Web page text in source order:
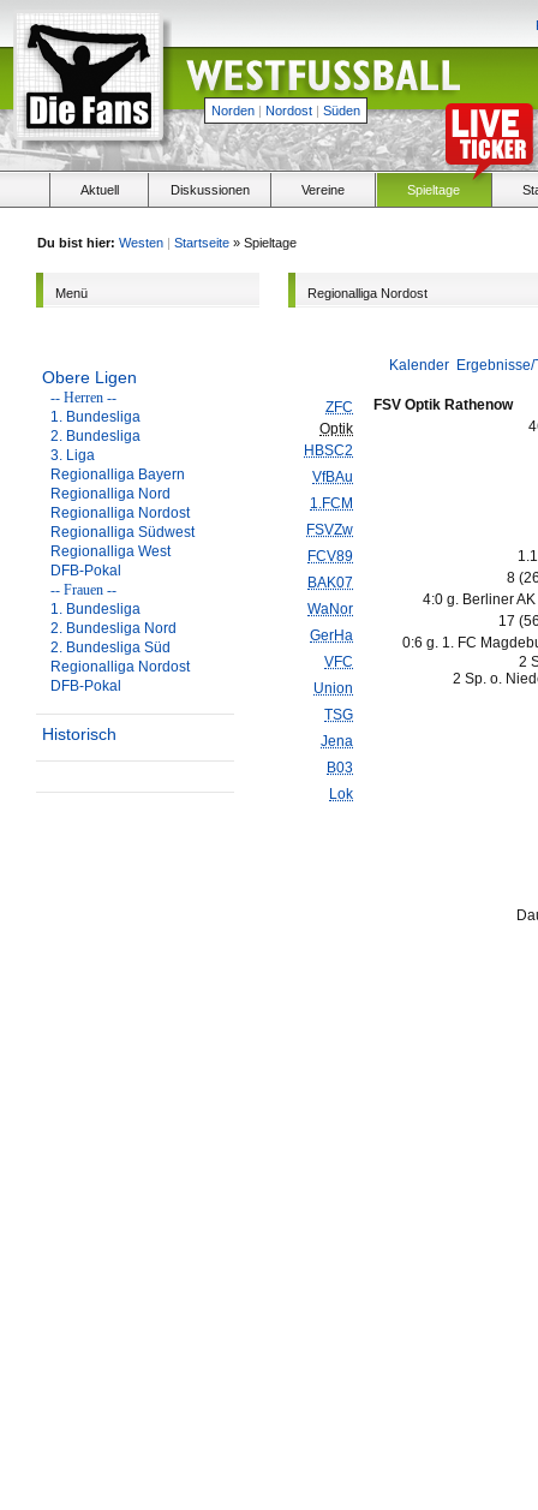
Norden | Nordost | Süden
Aktuell Diskussionen Vereine Spieltage
Du bist hier: Westen | Startseite » Spieltage
Menü
Obere Ligen
-- Herren --
1. Bundesliga
2. Bundesliga
3. Liga
Regionalliga Bayern
Regionalliga Nord
Regionalliga Nordost
Regionalliga Südwest
Regionalliga West
DFB-Pokal
-- Frauen --
1. Bundesliga
2. Bundesliga Nord
2. Bundesliga Süd
Regionalliga Nordost
DFB-Pokal
Historisch
Regionalliga Nordost
Kalender
ZFC
Optik
HBSC2
VfBAu
1.FCM
FSVZw
FCV89
BAK07
WaNor
GerHa
VFC
Union
TSG
Jena
B03
Lok
FSV Optik Rathenow
8
4:0 g. Berliner
17
0:6 g. 1. FC
2
2 Sp. o.